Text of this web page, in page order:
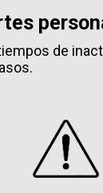
de